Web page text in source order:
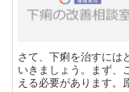
さて、下痢を治すには
いきましょう。まず、
える必要があります。